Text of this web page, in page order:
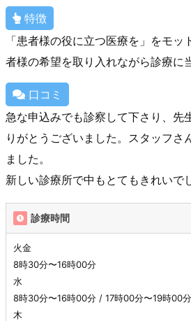
特徴
「患者様の役に立つ医療を」をモ
者様の希望を取り入れながら診療に
口コミ
急な申込みでも診察して下さり、先
りがとうございました。スタッフさ
ました。
新しい診療所で中もとてもきれいで
診療時間
火金
8時30分〜16時00分
水
8時30分〜16時00分 / 17時00分〜19時00分
木